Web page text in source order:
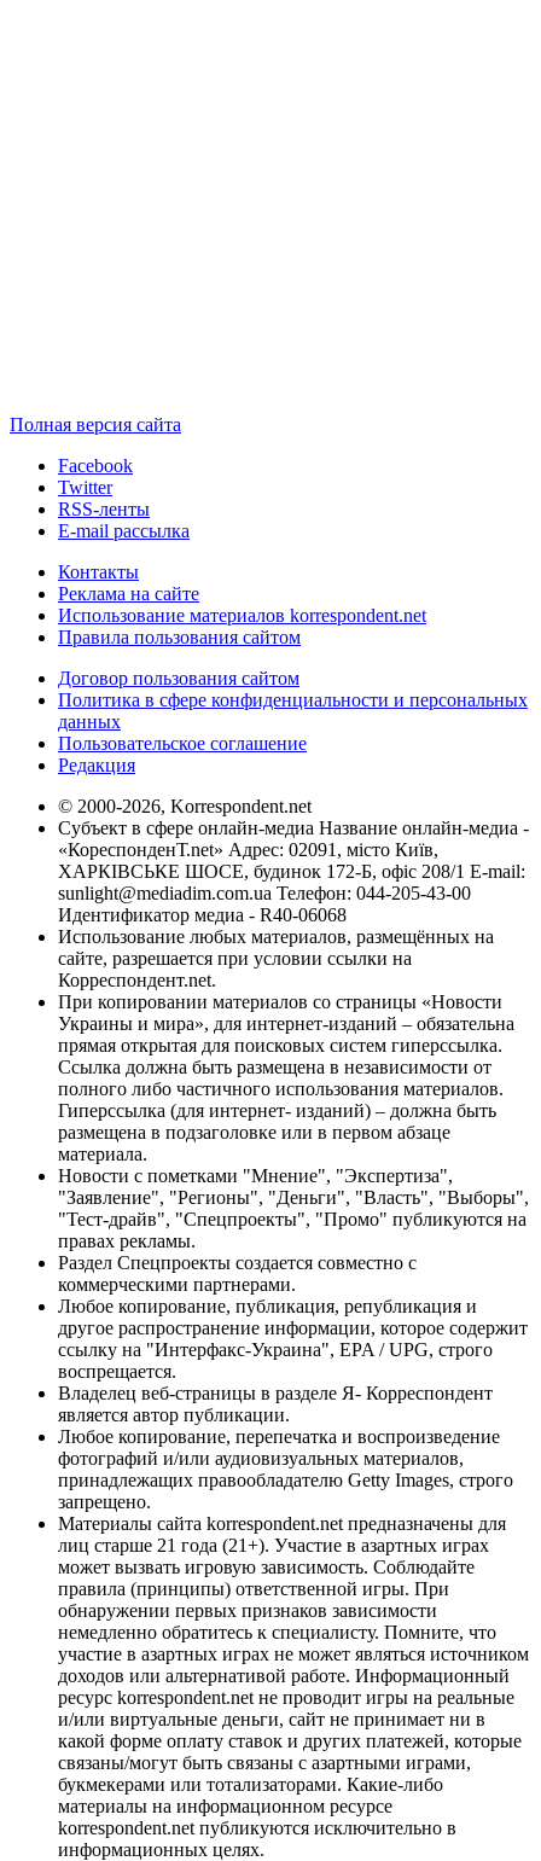
Полная версия сайта
Facebook
Twitter
RSS-ленты
E-mail рассылка
Контакты
Реклама на сайте
Использование материалов korrespondent.net
Правила пользования сайтом
Договор пользования сайтом
Политика в сфере конфиденциальности и персональных
данных
Пользовательское соглашение
Редакция
© 2000-2026, Korrespondent.net
Субъект в сфере онлайн-медиа Название онлайн-медиа -
«КореспонденТ.net» Адрес: 02091, місто Київ,
ХАРКІВСЬКЕ ШОСЕ, будинок 172-Б, офіс 208/1 E-mail:
sunlight@mediadim.com.ua Телефон: 044-205-43-00
Идентификатор медиа - R40-06068
Использование любых материалов, размещённых на
сайте, разрешается при условии ссылки на
Корреспондент.net.
При копировании материалов со страницы «Новости
Украины и мира», для интернет-изданий – обязательна
прямая открытая для поисковых систем гиперссылка.
Ссылка должна быть размещена в независимости от
полного либо частичного использования материалов.
Гиперссылка (для интернет- изданий) – должна быть
размещена в подзаголовке или в первом абзаце
материала.
Новости с пометками "Мнение", "Экспертиза",
"Заявление", "Регионы", "Деньги", "Власть", "Выборы",
"Тест-драйв", "Спецпроекты", "Промо" публикуются на
правах рекламы.
Раздел Спецпроекты создается совместно с
коммерческими партнерами.
Любое копирование, публикация, републикация и
другое распространение информации, которое содержит
ссылку на "Интерфакс-Украина", EPA / UPG, строго
воспрещается.
Владелец веб-страницы в разделе Я- Корреспондент
является автор публикации.
Любое копирование, перепечатка и воспроизведение
фотографий и/или аудиовизуальных материалов,
принадлежащих правообладателю Getty Images, строго
запрещено.
Материалы сайта korrespondent.net предназначены для
лиц старше 21 года (21+). Участие в азартных играх
может вызвать игровую зависимость. Соблюдайте
правила (принципы) ответственной игры. При
обнаружении первых признаков зависимости
немедленно обратитесь к специалисту. Помните, что
участие в азартных играх не может являться источником
доходов или альтернативой работе. Информационный
ресурс korrespondent.net не проводит игры на реальные
и/или виртуальные деньги, сайт не принимает ни в
какой форме оплату ставок и других платежей, которые
связаны/могут быть связаны с азартными играми,
букмекерами или тотализаторами. Какие-либо
материалы на информационном ресурсе
korrespondent.net публикуются исключительно в
информационных целях.